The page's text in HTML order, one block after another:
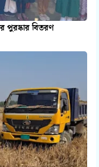
পুরষ্কার বিতরণ